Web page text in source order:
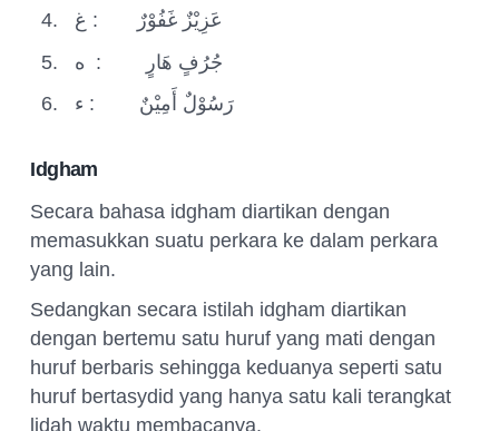
4.
غ :
عَزِيْزٌ غَفُوْرٌ
5.
ه :
جُرُفٍ هَارٍ
6.
ء : رَسُوْلٌ أَمِيْنٌ
Idgham
Secara bahasa idgham diartikan dengan
memasukkan suatu perkara ke dalam perkara
yang lain.
Sedangkan secara istilah idgham diartikan
dengan bertemu satu huruf yang mati dengan
huruf berbaris sehingga keduanya seperti satu
huruf bertasydid yang hanya satu kali terangkat
lidah waktu membacanya.